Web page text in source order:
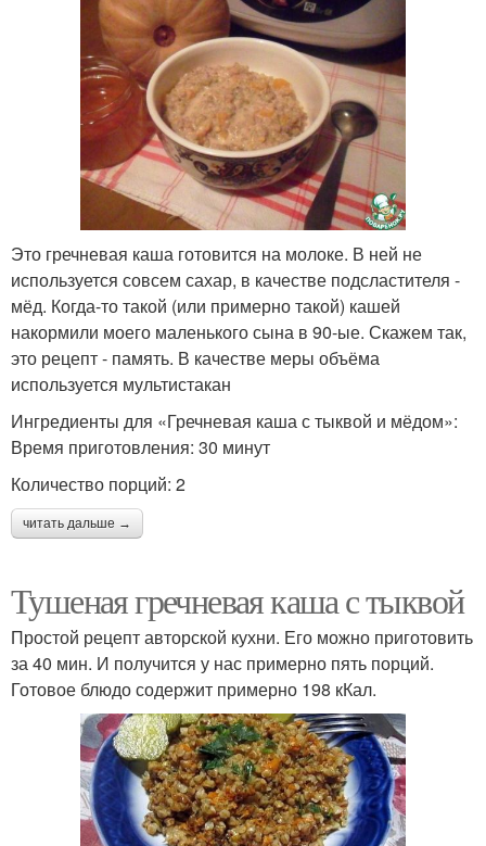
Это гречневая каша готовится на молоке. В ней не
используется совсем сахар, в качестве подсластителя -
мёд. Когда-то такой (или примерно такой) кашей
накормили моего маленького сына в 90-ые. Скажем так,
это рецепт - память. В качестве меры объёма
используется мультистакан
Ингредиенты для «Гречневая каша с тыквой и мёдом»:
Время приготовления: 30 минут
Количество порций: 2
читать дальше →
Тушеная гречневая каша с тыквой
Простой рецепт авторской кухни. Его можно приготовить
за 40 мин. И получится у нас примерно пять порций.
Готовое блюдо содержит примерно 198 кКал.